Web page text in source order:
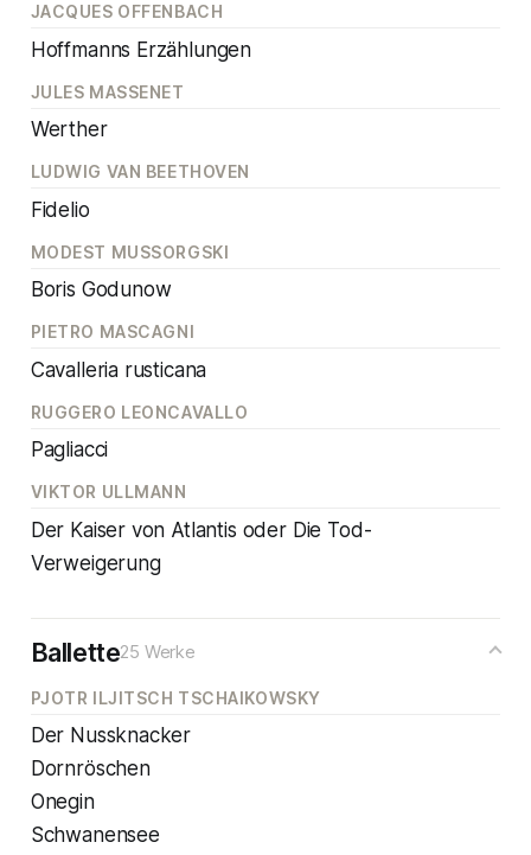
JACQUES OFFENBACH
Hoffmanns Erzählungen
JULES MASSENET
Werther
LUDWIG VAN BEETHOVEN
Fidelio
MODEST MUSSORGSKI
Boris Godunow
PIETRO MASCAGNI
Cavalleria rusticana
RUGGERO LEONCAVALLO
Pagliacci
VIKTOR ULLMANN
Der Kaiser von Atlantis oder Die Tod-
Verweigerung
Ballette25 Werke
PJOTR ILJITSCH TSCHAIKOWSKY
Der Nussknacker
Dornröschen
Onegin
Schwanensee